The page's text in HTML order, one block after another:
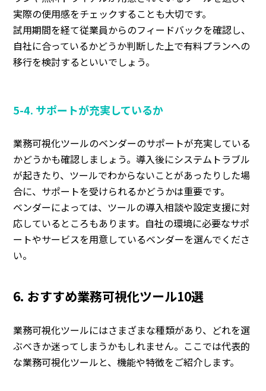
実際の使用感をチェックすることも大切です。
試用期間を経て従業員からのフィードバックを確認し、
自社に合っているかどうか判断した上で有料プランへの
移行を検討するといいでしょう。
5-4. サポートが充実しているか
業務可視化ツールのベンダーのサポートが充実している
かどうかも確認しましょう。導入後にシステムトラブル
が起きたり、ツールでわからないことがあったりした場
合に、サポートを受けられるかどうかは重要です。
ベンダーによっては、ツールの導入相談や設定支援に対
応しているところもあります。自社の環境に必要なサポ
ートやサービスを用意しているベンダーを選んでくださ
い。
6. おすすめ業務可視化ツール10選
業務可視化ツールにはさまざまな種類があり、どれを選
ぶべきか迷ってしまうかもしれません。ここでは代表的
な業務可視化ツールと、機能や特徴をご紹介します。